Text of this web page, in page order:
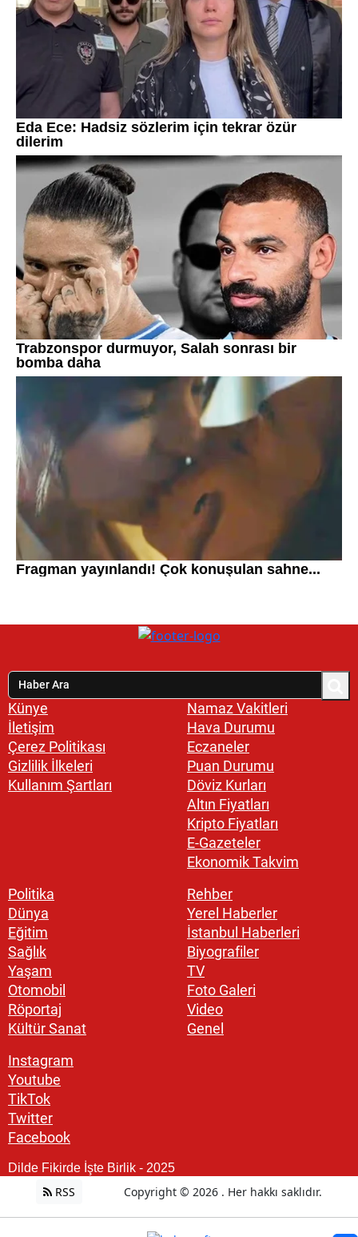
Künye
İletişim
Çerez Politikası
Gizlilik İlkeleri
Kullanım Şartları
Namaz Vakitleri
Hava Durumu
Eczaneler
Puan Durumu
Döviz Kurları
Altın Fiyatları
Kripto Fiyatları
E-Gazeteler
Ekonomik Takvim
Politika
Dünya
Eğitim
Sağlık
Yaşam
Otomobil
Röportaj
Kültür Sanat
Rehber
Yerel Haberler
İstanbul Haberleri
Biyografiler
TV
Foto Galeri
Video
Genel
Instagram
Youtube
TikTok
Twitter
Facebook
Dilde Fikirde İşte Birlik - 2025
RSS Copyright © 2026 . Her hakkı saklıdır.